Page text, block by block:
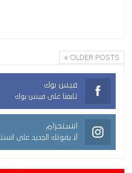
OLDER POSTS
فيس بوك
تابعنا على فيس بوك
انستجرام
لا يفوتك الجديد على انستا